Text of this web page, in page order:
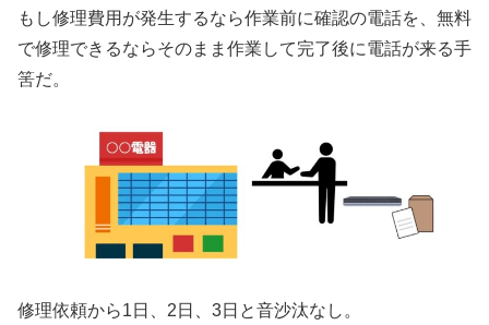
もし修理費用が発生するなら作業前に確認の電話を、無料
で修理できるならそのまま作業して完了後に電話が来る手
筈だ。
修理依頼から1日、2日、3日と音沙汰なし。